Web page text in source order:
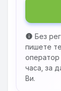
info Без
пишете
часа, за
Ви.